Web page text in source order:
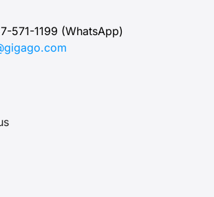
571-1199 (WhatsApp)